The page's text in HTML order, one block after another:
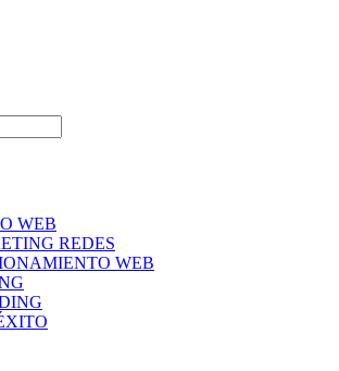
WEB
REDES
WEB